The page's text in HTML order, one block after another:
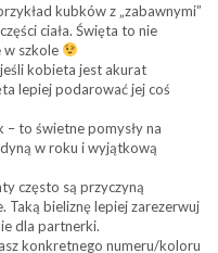
kubków z „zabawnymi”
ciała. Święta to nie
w szkole
kobieta jest akurat
lepiej podarować jej coś
to świetne pomysły na
w roku i wyjątkową
często są przyczyną
Taką bieliznę lepiej zarezerwuj
dla partnerki.
konkretnego numeru/koloru